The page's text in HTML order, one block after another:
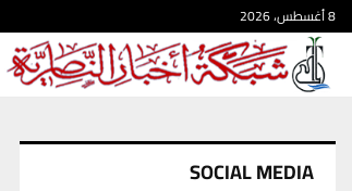
8 أغسطس، 2026
SOCIAL MEDIA